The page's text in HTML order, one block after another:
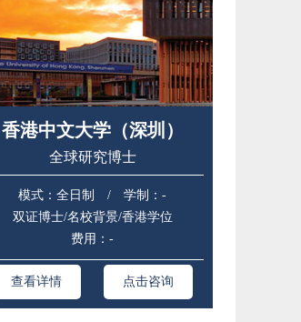
香港中文大学（深圳）
全球研究博士
模式：全日制 / 学制：-
双证博士/名校背景/香港学位
费用：-
查看详情 点击咨询